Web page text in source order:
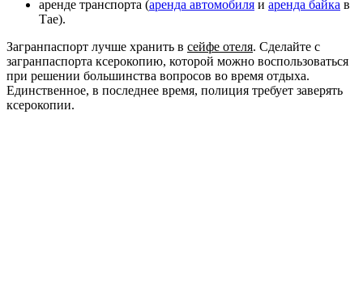
аренде транспорта (аренда автомобиля и аренда байка в
Тае).
Загранпаспорт лучше хранить в сейфе отеля. Сделайте с
загранпаспорта ксерокопию, которой можно воспользоваться
при решении большинства вопросов во время отдыха.
Единственное, в последнее время, полиция требует заверять
ксерокопии.